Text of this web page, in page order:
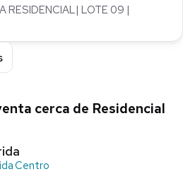
RESIDENCIAL| LOTE 09 |
cerca de Residencial
Centro